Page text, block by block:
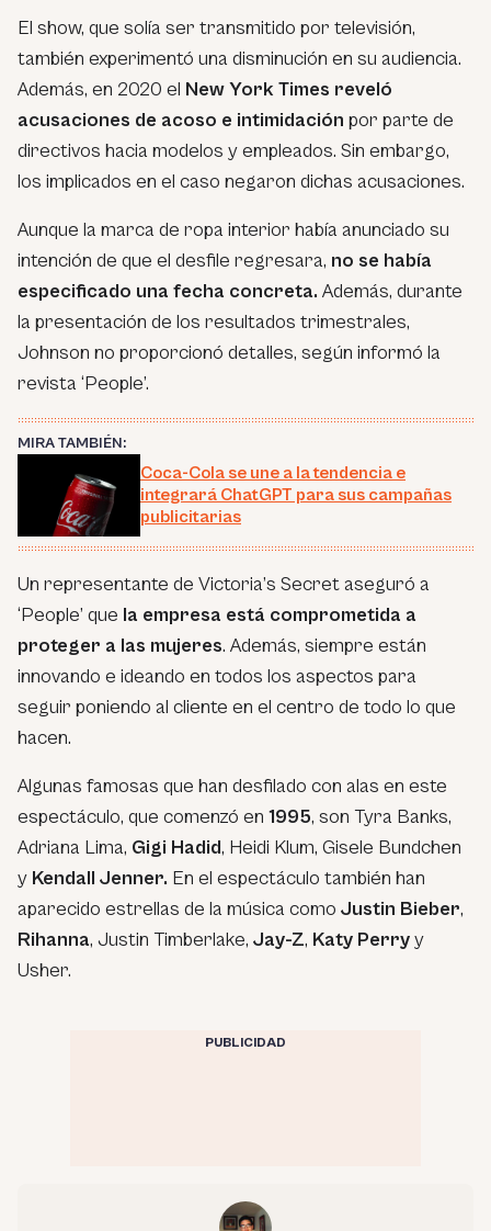
El show, que solía ser transmitido por televisión,
también experimentó una disminución en su audiencia.
Además, en 2020 el New York Times reveló
acusaciones de acoso e intimidación por parte de
directivos hacia modelos y empleados. Sin embargo,
los implicados en el caso negaron dichas acusaciones.
Aunque la marca de ropa interior había anunciado su
intención de que el desfile regresara, no se había
especificado una fecha concreta. Además, durante
la presentación de los resultados trimestrales,
Johnson no proporcionó detalles, según informó la
revista ‘People’.
MIRA TAMBIÉN:
Coca-Cola se une a la tendencia e
integrará ChatGPT para sus campañas
publicitarias
Un representante de Victoria’s Secret aseguró a
‘People’ que la empresa está comprometida a
proteger a las mujeres. Además, siempre están
innovando e ideando en todos los aspectos para
seguir poniendo al cliente en el centro de todo lo que
hacen.
Algunas famosas que han desfilado con alas en este
espectáculo, que comenzó en 1995, son Tyra Banks,
Adriana Lima, Gigi Hadid, Heidi Klum, Gisele Bundchen
y Kendall Jenner. En el espectáculo también han
aparecido estrellas de la música como Justin Bieber,
Rihanna, Justin Timberlake, Jay-Z, Katy Perryy
Usher.
PUBLICIDAD